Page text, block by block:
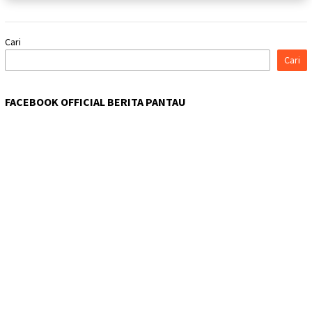
Cari
Cari
FACEBOOK OFFICIAL BERITA PANTAU